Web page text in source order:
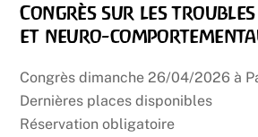
Congrès sur les
et neuro-
Congrès dimanche 26/04/2026 à
Dernières places disponibles
Réservation obligatoire